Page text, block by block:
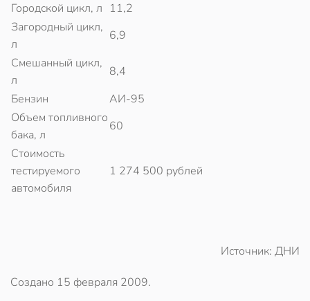
Городской цикл, л 11,2
Загородный цикл,
л
6,9
Смешанный цикл,
л
8,4
Бензин
АИ-95
Объем топливного
бака, л
60
Стоимость
тестируемого
автомобиля
1 274 500 рублей
Источник: ДНИ
Создано 15 февраля 2009.